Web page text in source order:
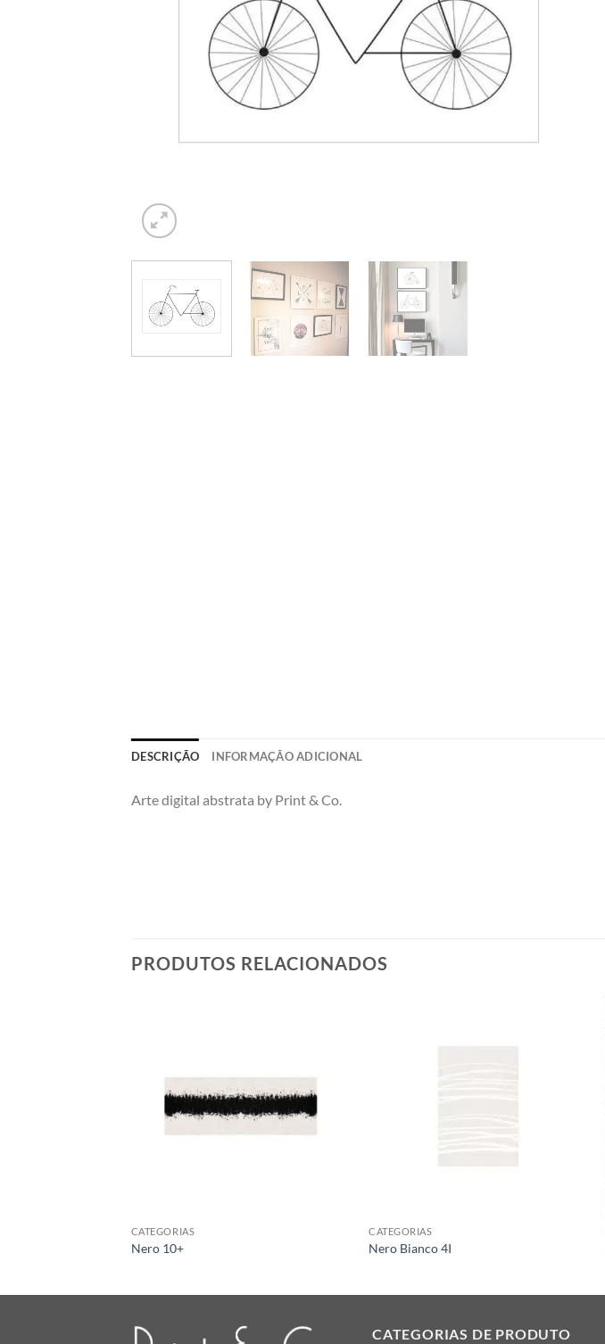
DESCRIÇÃO INFORMAÇÃO ADICIONAL
Arte digital abstrata by Print & Co.
PRODUTOS RELACIONADOS
CATEGORIAS
Nero 10+
CATEGORIAS
Nero Bianco 4I
CATEGORIAS DE PRODUTO